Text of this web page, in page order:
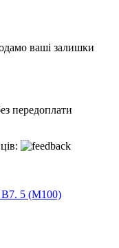
ваші залишки
передоплати